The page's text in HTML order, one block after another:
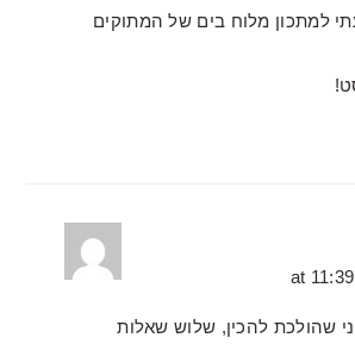
למתכון מלוח בים של המתוקים
שהולכת להכין, שלוש שאלות